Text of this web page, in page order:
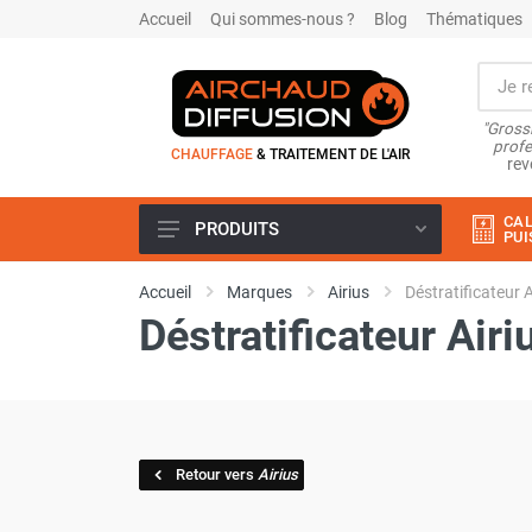
Accueil Qui sommes-nous ? Blog Thématiques
CHAUFFAGE & TRAITEMENT DE L'AIR
Climatiseur
Climatiseur mobile
Rafraichisseur d'air mobile
PRODUITS
Accueil Marques Airius Déstratificateur
Déstratificateur
Retour vers Airius